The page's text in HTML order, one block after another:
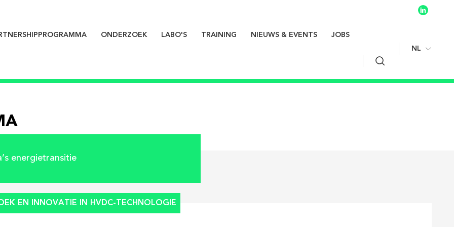
ONDERZOEK LABO'S TRAINING NIEUWS & EVENTS
JOBS
NL
energietransitie
EN INNOVATIE IN HVDC-TECHNOLOGIE